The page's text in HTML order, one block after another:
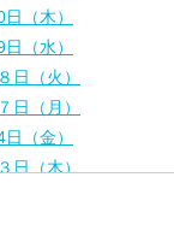
（木）
（水）
日（火）
日（月）
（金）
日（木）